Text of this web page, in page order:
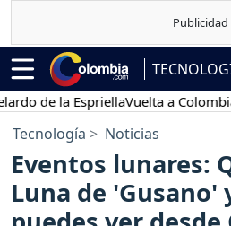
de la EspriellaVuelta a Colombia
Tecnología Noticias
Eventos lunares:
Luna de 'Gusano'